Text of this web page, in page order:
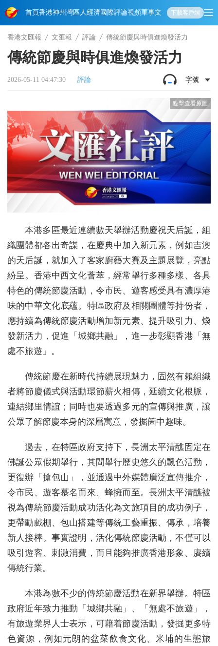
首頁香港神州 灣區人經濟國際評論視頻軍事文化 娛樂生活教育體
下載客戶端
香港文匯報 文匯報 評論 傳統節慶與時俱進煥發活力
傳統節慶與時俱進煥發活力
2026-05-11 04:47:30 評論 字號
本港多區最近連續數天舉辦活動慶祝天后誕，組
織團體都各出奇謀，在慶典中加入新元素，例如吉澳
的天后誕，就加入了客家廚藝大賽及主題展覽，亮點
紛呈。香港中西文化薈萃，經常舉行多種多樣、各具
特色的傳統節慶活動，令市民、遊客感受具有濃厚港
味的中華文化底蘊。特區政府及相關團體等持份者，
應持續為傳統節慶活動增加新元素、提升吸引力、煥
發新活力，促進「城鄉共融」，進一步彰顯香港「無
處不旅遊」。
傳統節慶在新時代持續展現魅力，固然有賴組織
者將節慶儀式與活動環節薪火相傳，延續文化根脈，
連結鄉里情誼；同時也要透過多元的宣傳與推廣，讓
公眾了解節慶本身的深層寓意，發掘箇中趣味。
過去，在特區政府支持下，長洲太平清醮固定在
佛誕公眾假期舉行，其間舉行歷史悠久的飄色活動，
更復辦「搶包山」，並通過中外媒體廣泛宣傳推介，
令市民、遊客慕名而來、蜂擁而至。長洲太平清醮被
視為傳統節慶活動成功活化為文旅項目的成功例子，
更帶動戲棚、包山搭建等傳統工藝重振、傳承，培養
新人接棒。事實證明，活化傳統節慶活動，不僅可以
吸引遊客、刺激消費，而且能夠推廣香港形象、賡續
傳統行業。
本港為數不少的傳統節慶活動在新界舉辦。特區
政府近年致力推動「城鄉共融」、「無處不旅遊」，
有旅遊業界人士表示，可藉着節慶活動，發掘更多特
色資源，例如元朗的盆菜飲食文化、米埔的生態旅